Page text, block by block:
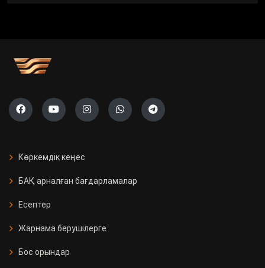
Көркемдік кеңес
БАҚ арналған бағдарламалар
Есептер
Жарнама берушілерге
Бос орындар